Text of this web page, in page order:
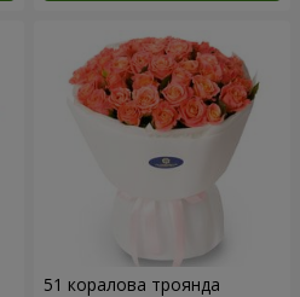
51 коралова троянда